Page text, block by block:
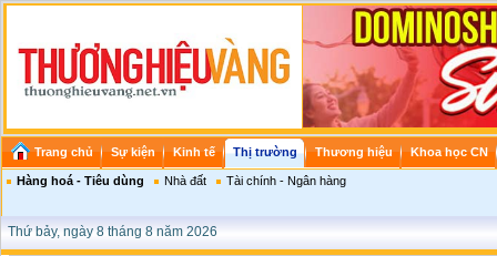
Trang chủ Sự kiện Kinh tế Thị trường Thương hiệu Khoa học CN
Hàng hoá - Tiêu dùng Nhà đất Tài chính - Ngân hàng
Thứ bảy, ngày 8 tháng 8 năm 2026